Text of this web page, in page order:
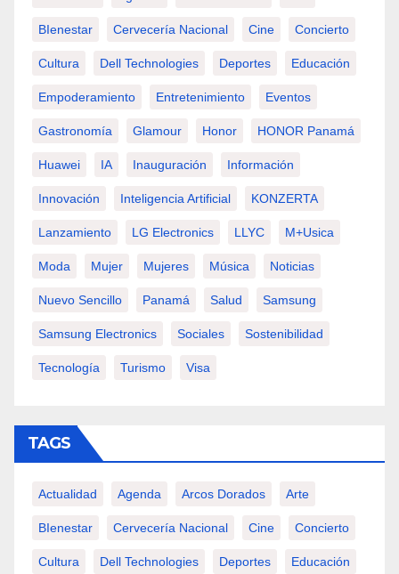
BIenestar Cervecería Nacional Cine Concierto
Cultura Dell Technologies Deportes Educación
Empoderamiento Entretenimiento Eventos
Gastronomía Glamour Honor HONOR Panamá
Huawei IA Inauguración Información
Innovación Inteligencia Artificial KONZERTA
Lanzamiento LG Electronics LLYC M+usica
Moda Mujer Mujeres Música Noticias
Nuevo Sencillo Panamá Salud Samsung
Samsung Electronics Sociales Sostenibilidad
Tecnología Turismo Visa
TAGS
Actualidad Agenda Arcos Dorados Arte
BIenestar Cervecería Nacional Cine Concierto
Cultura Dell Technologies Deportes Educación